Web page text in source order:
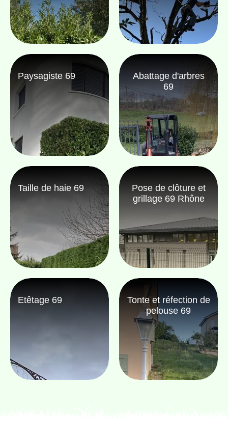
Paysagiste 69
Abattage d'arbres
69
Taille de haie 69
Pose de clôture et
grillage 69 Rhône
Etêtage 69
Tonte et réfection de
pelouse 69